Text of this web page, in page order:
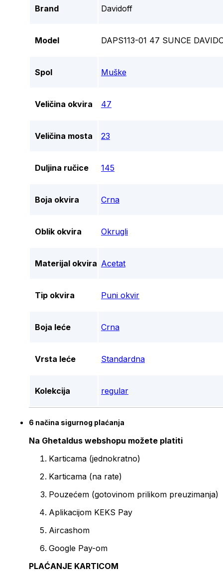
Brand Davidoff
Model DAPS113-01 47 SUNCE
Spol Muške
Veličina okvira 47
Veličina mosta 23
Duljina ručice 145
Boja okvira Crna
Oblik okvira Okrugli
Materijal okvira Acetat
Tip okvira Puni okvir
Boja leće Crna
Vrsta leće Standardna
Kolekcija regular
6 načina sigurnog plaćanja
Na Ghetaldus webshopu možete platiti
Karticama (jednokratno)
Karticama (na rate)
Pouzećem (gotovinom prilikom preuzimanja)
Aplikacijom KEKS Pay
Aircashom
Google Pay-om
PLAĆANJE KARTICOM